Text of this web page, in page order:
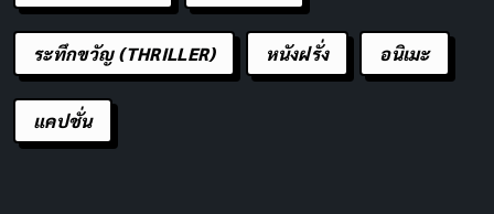
ระทึกขวัญ (THRILLER) หนังฝรั่ง อนิเมะ
แคปชั่น